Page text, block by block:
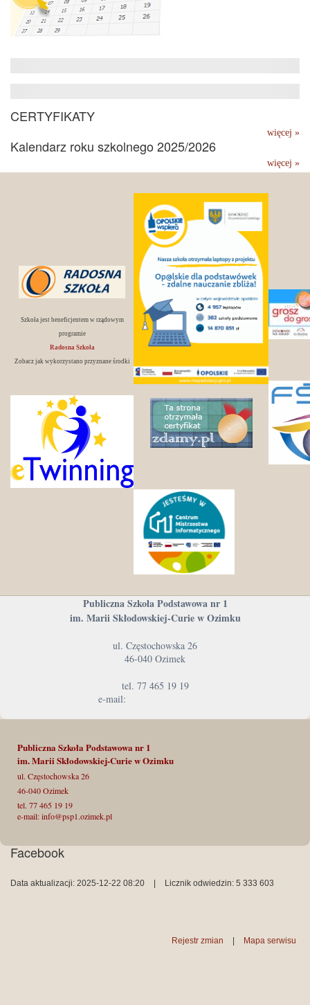
CERTYFIKATY
więcej »
Kalendarz roku szkolnego 2025/2026
więcej »
Szkoła jest beneficjentem w rządowym
programie
Radosna Szkoła
Zobacz jak wykorzystano przyznane środki
Publiczna Szkoła Podstawowa nr 1
im. Marii Skłodowskiej-Curie w Ozimku
ul. Częstochowska 26
46-040 Ozimek
tel. 77 465 19 19
e-mail:
Publiczna Szkoła Podstawowa nr 1
im. Marii Skłodowskiej-Curiew Ozimku
ul. Częstochowska 26
46-040 Ozimek
tel. 77 465 19 19
e-mail: info@psp1.ozimek.pl
Facebook
Data aktualizacji: 2025-12-22 08:20 | Licznik odwiedzin: 5 333 603
Rejestr zmian | Mapa serwisu